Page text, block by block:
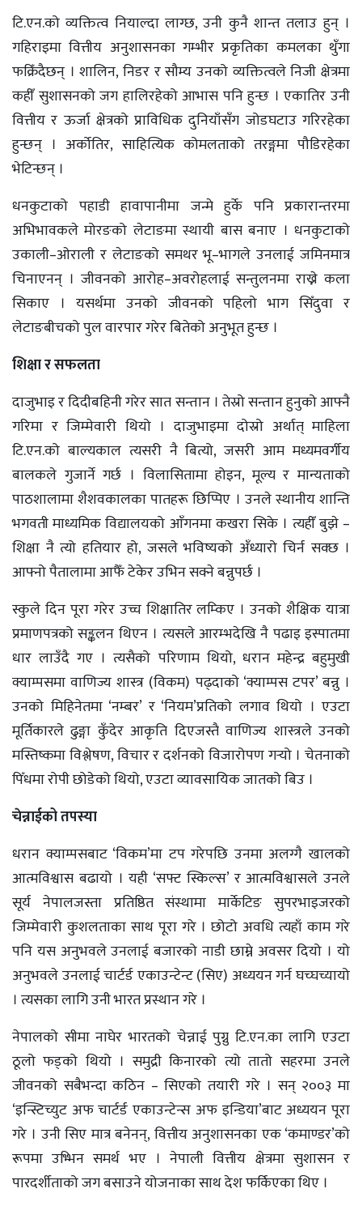
टि.एन.को व्यक्तित्व नियाल्दा लाग्छ, उनी कुनै शान्त तलाउ हुन् ।
गहिराइमा वित्तीय अनुशासनका गम्भीर प्रकृतिका कमलका थुँगा
फक्रिँदैछन् । शालिन, निडर र सौम्य उनको व्यक्तित्वले निजी क्षेत्रमा
कहीँ सुशासनको जग हालिरहेको आभास पनि हुन्छ । एकातिर उनी
वित्तीय र ऊर्जा क्षेत्रको प्राविधिक दुनियाँसँग जोडघटाउ गरिरहेका
हुन्छन् । अर्कोतिर, साहित्यिक कोमलताको तरङ्गमा पौडिरहेका
भेटिन्छन् ।
धनकुटाको पहाडी हावापानीमा जन्मे हुर्के पनि प्रकारान्तरमा
अभिभावकले मोरङको लेटाङमा स्थायी बास बनाए । धनकुटाको
उकाली–ओराली र लेटाङको समथर भू–भागले उनलाई जमिनमात्र
चिनाएनन् । जीवनको आरोह–अवरोहलाई सन्तुलनमा राख्ने कला
सिकाए । यसर्थमा उनको जीवनको पहिलो भाग सिँदुवा र
लेटाङबीचको पुल वारपार गरेर बितेको अनुभूत हुन्छ ।
शिक्षा र सफलता
दाजुभाइ र दिदीबहिनी गरेर सात सन्तान । तेस्रो सन्तान हुनुको आफ्नै
गरिमा र जिम्मेवारी थियो । दाजुभाइमा दोस्रो अर्थात् माहिला
टि.एन.को बाल्यकाल त्यसरी नै बित्यो, जसरी आम मध्यमवर्गीय
बालकले गुजार्ने गर्छ । विलासितामा होइन, मूल्य र मान्यताको
पाठशालामा शैशवकालका पातहरू छिप्पिए । उनले स्थानीय शान्ति
भगवती माध्यमिक विद्यालयको आँगनमा कखरा सिके । त्यहीँ बुझे –
शिक्षा नै त्यो हतियार हो, जसले भविष्यको अँध्यारो चिर्न सक्छ ।
आफ्नो पैतालामा आफैँ टेकेर उभिन सक्ने बन्नुपर्छ ।
स्कुले दिन पूरा गरेर उच्च शिक्षातिर लम्किए । उनको शैक्षिक यात्रा
प्रमाणपत्रको सङ्कलन थिएन । त्यसले आरम्भदेखि नै पढाइ इस्पातमा
धार लाउँदै गए । त्यसैको परिणाम थियो, धरान महेन्द्र बहुमुखी
क्याम्पसमा वाणिज्य शास्त्र (विकम) पढ्दाको ‘क्याम्पस टपर’ बन्नु ।
उनको मिहिनेतमा ‘नम्बर’ र ‘नियम’प्रतिको लगाव थियो । एउटा
मूर्तिकारले ढुङ्गा कुँदेर आकृति दिएजस्तै वाणिज्य शास्त्रले उनको
मस्तिष्कमा विश्लेषण, विचार र दर्शनको विजारोपण गर्‍यो । चेतनाको
पिँधमा रोपी छोडेको थियो, एउटा व्यावसायिक जातको बिउ ।
चेन्नाईको तपस्या
धरान क्याम्पसबाट ‘विकम’मा टप गरेपछि उनमा अलग्गै खालको
आत्मविश्वास बढायो । यही ‘सफ्ट स्किल्स’ र आत्मविश्वासले उनले
सूर्य नेपालजस्ता प्रतिष्ठित संस्थामा मार्केटिङ सुपरभाइजरको
जिम्मेवारी कुशलताका साथ पूरा गरे । छोटो अवधि त्यहाँ काम गरे
पनि यस अनुभवले उनलाई बजारको नाडी छाम्ने अवसर दियो । यो
अनुभवले उनलाई चार्टर्ड एकाउन्टेन्ट (सिए) अध्ययन गर्न घच्घच्यायो
। त्यसका लागि उनी भारत प्रस्थान गरे ।
नेपालको सीमा नाघेर भारतको चेन्नाई पुग्नु टि.एन.का लागि एउटा
ठूलो फड्को थियो । समुद्री किनारको त्यो तातो सहरमा उनले
जीवनको सबैभन्दा कठिन – सिएको तयारी गरे । सन् २००३ मा
‘इन्स्टिच्युट अफ चार्टर्ड एकाउन्टेन्स अफ इन्डिया’बाट अध्ययन पूरा
गरे । उनी सिए मात्र बनेनन्, वित्तीय अनुशासनका एक ‘कमाण्डर’को
रूपमा उभ्भिन समर्थ भए । नेपाली वित्तीय क्षेत्रमा सुशासन र
पारदर्शीताको जग बसाउने योजनाका साथ देश फर्किएका थिए ।